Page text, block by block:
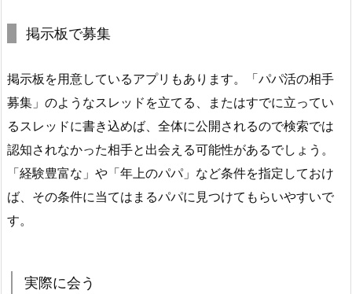
掲示板で募集
掲示板を用意しているアプリもあります。「パパ活の相手
募集」のようなスレッドを立てる、またはすでに立ってい
るスレッドに書き込めば、全体に公開されるので検索では
認知されなかった相手と出会える可能性があるでしょう。
「経験豊富な」や「年上のパパ」など条件を指定しておけ
ば、その条件に当てはまるパパに見つけてもらいやすいで
す。
実際に会う